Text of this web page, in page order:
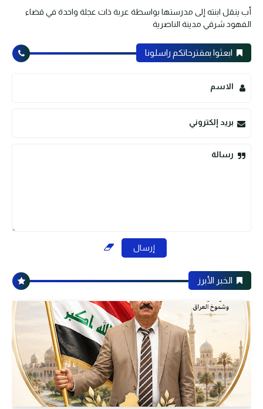
أب ينقل ابنته إلى مدرستها بواسطة عربة ذات عجلة واحدة في قضاء
الفهود شرقي مدينة الناصرية
ابعثوا بمقترحاتكم راسلونا
الاسم
بريد إلكتروني
رسالة
الخبر الأبرز